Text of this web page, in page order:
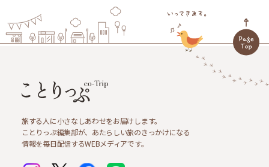
旅する人に小さなしあわせをお届けします。
ことりっぷ編集部が、あたらしい旅のきっかけになる
情報を毎日配信するWEBメディアです。